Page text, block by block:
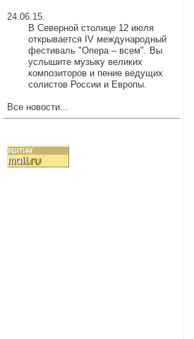
24.06.15.
В Северной столице 12 июля
открывается IV международный
фестиваль "Опера – всем". Вы
услышите музыку великих
композиторов и пение ведущих
солистов России и Европы.
Все новости...